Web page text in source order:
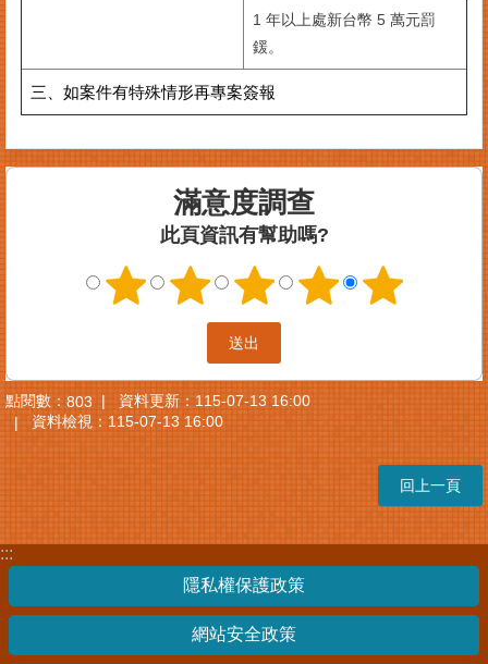
1 年以上處新台幣 5 萬元罰
鍰。
三、如案件有特殊情形再專案簽報
滿意度調查
此頁資訊有幫助嗎?
點閱數：803 資料更新： 115-07-13 16:00
資料檢視：115-07-13 16:00
回上一頁
:::
隱私權保護政策
網站安全政策